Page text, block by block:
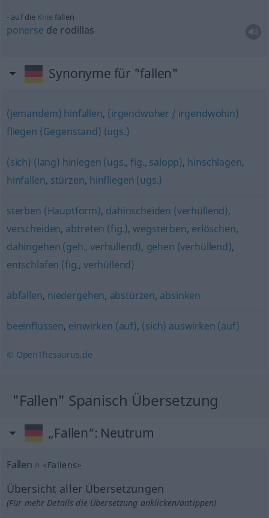
auf die Kniefallen
ponerse de rodillas
Synonyme für "fallen"
(jemandem) hinfallen, (irgendwoher / irgendwohin)
fliegen (Gegenstand) (ugs.)
(sich) (lang) hinlegen (ugs., fig., salopp), hinschlagen,
hinfallen, stürzen, hinfliegen (ugs.)
sterben (Hauptform), dahinscheiden (verhüllend),
verscheiden, abtreten (fig.),wegsterben, erlöschen,
dahingehen (geh., verhüllend), gehen (verhüllend),
entschlafen (fig., verhüllend)
abfallen, niedergehen, abstürzen, absinken
beeinflussen, einwirken (auf), (sich) auswirken (auf)
© OpenThesaurus.de
"Fallen" Spanisch Übersetzung
„Fallen“: Neutrum
Fallen n <Fallens>
Übersicht aller Übersetzungen
(Für mehr Details die Übersetzung anklicken/antippen)